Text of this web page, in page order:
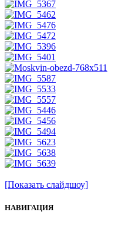
[Показать слайдшоу]
НАВИГАЦИЯ